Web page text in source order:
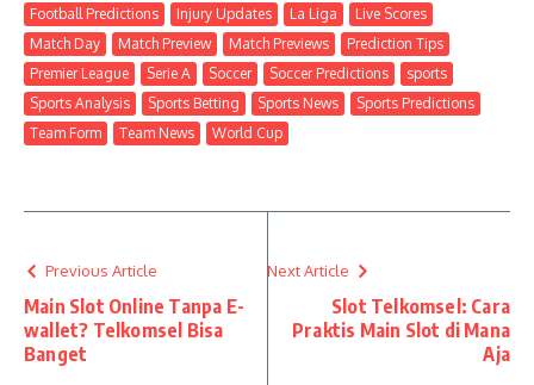
Football Predictions
Injury Updates La Liga
Live Scores
Match Day
Match Preview Match Previews
Prediction Tips
Premier League
Serie A Soccer Soccer Predictions
sports
Sports Analysis
Sports Betting Sports News
Sports Predictions
Team Form
Team News World Cup
Previous Article
Main Slot Online Tanpa E-
wallet? Telkomsel Bisa
Banget
Next Article
Slot Telkomsel: Cara
Praktis Main Slot di Mana
Aja